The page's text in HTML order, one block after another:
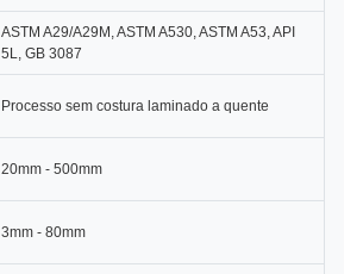
ASTM A29/A29M, ASTM A530, ASTM A53, API
5L, GB 3087
Processo sem costura laminado a quente
20mm - 500mm
3mm - 80mm